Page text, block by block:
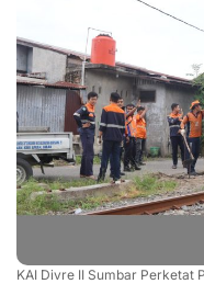
KAI Divre II Sumbar Perketat